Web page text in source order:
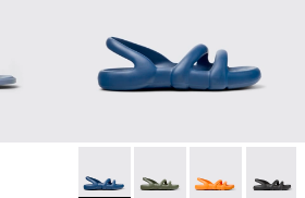
002 - Sandalias de piel azules para
004
- K201914-003
Kobarah Flat - K201636-021
Kobarah Flat -
Kobarah Flat